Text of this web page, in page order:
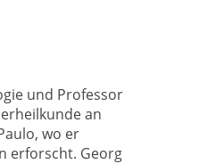
und Professor
an
wo er
erforscht. Georg